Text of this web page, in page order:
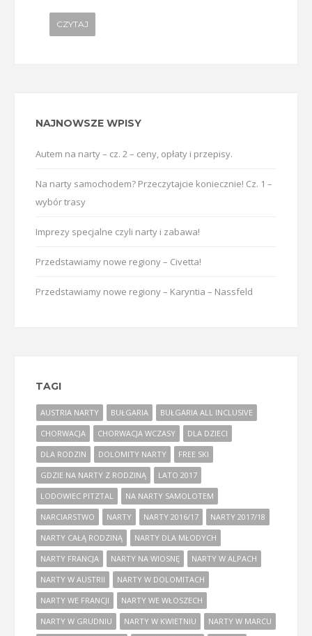
CZYTAJ
NAJNOWSZE WPISY
Autem na narty – cz. 2 – ceny, opłaty i przepisy.
Na narty samochodem? Przeczytajcie koniecznie! Cz. 1 –
wybór trasy
Imprezy specjalne czyli narty i zabawa!
Przedstawiamy nowe regiony – Civetta!
Przedstawiamy nowe regiony – Karyntia – Nassfeld
TAGI
AUSTRIA NARTY BUŁGARIA
BUŁGARIA ALL INCLUSIVE
CHORWACJA
CHORWACJA WCZASY
DLA DZIECI
DLA RODZIN
DOLOMITY NARTY
FREE SKI
GDZIE NA NARTY Z RODZINĄ
LATO 2017
LODOWIEC PITZTAL
NA NARTY SAMOLOTEM
NARCIARSTWO
NARTY NARTY 2016/17
NARTY 2017/18
NARTY CAŁĄ RODZINĄ
NARTY DLA MŁODYCH
NARTY FRANCJA
NARTY NA WIOSNĘ
NARTY W ALPACH
NARTY W AUSTRII
NARTY W DOLOMITACH
NARTY WE FRANCJI
NARTY WE WŁOSZECH
NARTY W GRUDNIU
NARTY W KWIETNIU
NARTY W MARCU